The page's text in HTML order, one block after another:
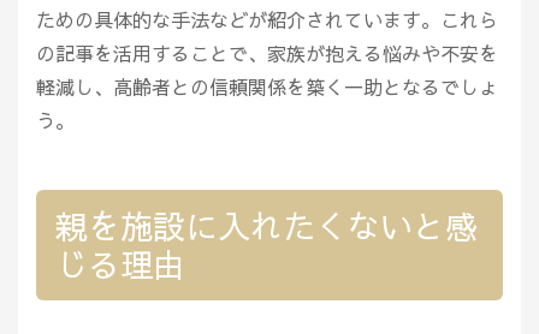
ための具体的な手法などが紹介されています。これら
の記事を活用することで、家族が抱える悩みや不安を
軽減し、高齢者との信頼関係を築く一助となるでしょ
う。
親を施設に入れたくないと感
じる理由